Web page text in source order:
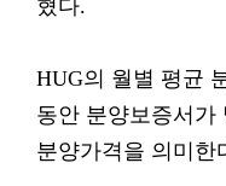
혔다.
HUG의 월별 평균
동안 분양보증서가
분양가격을 의미한